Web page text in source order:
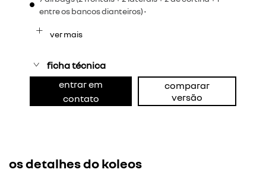
entre os bancos dianteiros) •
ver mais
ficha técnica
entrar em
contato
comparar
versão
os detalhes do koleos